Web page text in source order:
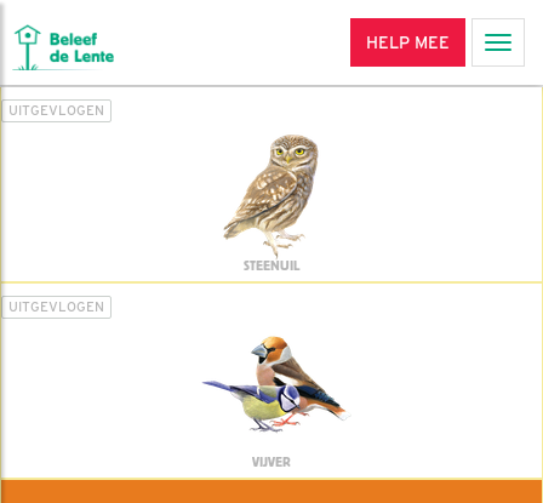
HELP MEE
UITGEVLOGEN
STEENUIL
UITGEVLOGEN
VIJVER